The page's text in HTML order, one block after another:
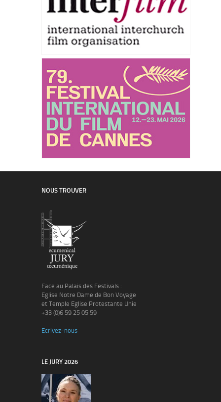
NOUS TROUVER
Face au Palais des Festivals :
Eglise Notre Dame de Bon Voyage
et Temple Eglise Protestante Unie
+33 (0)6 59 25 05 59
Ecrivez-nous
LE JURY 2026